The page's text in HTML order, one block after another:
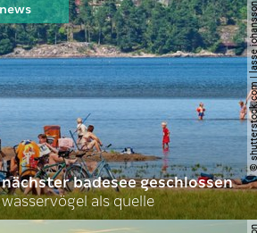
©
nächster badesee geschlossen
wasservögel als quelle